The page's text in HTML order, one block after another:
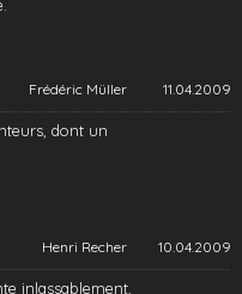
Frédéric Müller 11.04.2009
dont un
Henri Recher 10.04.2009
inlassablement,